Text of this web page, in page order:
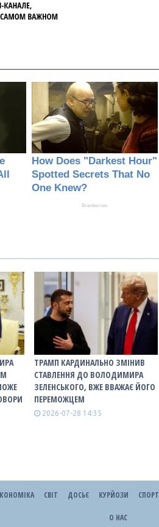
ТРАМП КАРДИНАЛЬНО ЗМІНИВ
СТАВЛЕННЯ ДО ВОЛОДИМИРА
ЗЕЛЕНСЬКОГО, ВЖЕ ВВАЖАЄ ЙОГО
ПЕРЕМОЖЦЕМ
2026-07-28 14:35
СВІТ ДОСЬЄ КУРЙОЗИ СПОРТ
О НАС